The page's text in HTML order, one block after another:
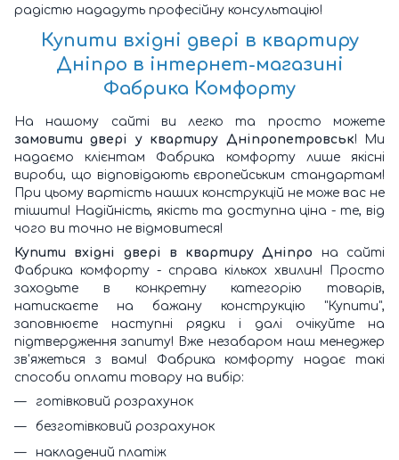
радістю нададуть професійну консультацію!
Купити вхідні двері в квартиру
Дніпро в інтернет-магазині
Фабрика Комфорту
На нашому сайті ви легко та просто можете
замовити двері у квартиру Дніпропетровськ! Ми
надаємо клієнтам Фабрика комфорту лише якісні
вироби, що відповідають європейським стандартам!
При цьому вартість наших конструкцій не може вас не
тішити! Надійність, якість та доступна ціна - те, від
чого ви точно не відмовитеся!
Купити вхідні двері в квартиру Дніпро на сайті
Фабрика комфорту - справа кількох хвилин! Просто
заходьте в конкретну категорію товарів,
натискаєте на бажану конструкцію "Купити",
заповнюєте наступні рядки і далі очікуйте на
підтвердження запиту! Вже незабаром наш менеджер
зв'яжеться з вами! Фабрика комфорту надає такі
способи оплати товару на вибір:
готівковий розрахунок
безготівковий розрахунок
накладений платіж